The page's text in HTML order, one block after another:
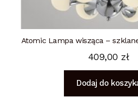
Atomic Lampa wisząca –
409,00 zł
Dodaj do